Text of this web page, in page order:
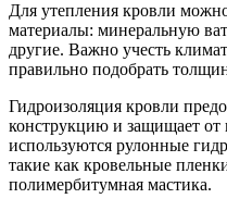
Для утепления кровли
материалы: минеральную
другие. Важно учесть
правильно подобрать
Гидроизоляция кровли
конструкцию и защищает от
используются рулонные
такие как кровельные
полимербитумная мастика.